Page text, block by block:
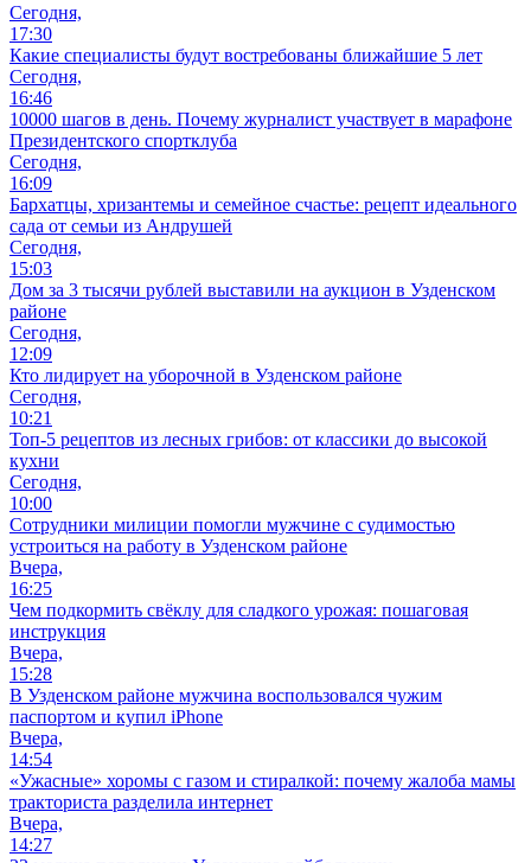
Сегодня,
17:30
Какие специалисты будут востребованы ближайшие 5 лет
Сегодня,
16:46
10000 шагов в день. Почему журналист участвует в марафоне
Президентского спортклуба
Сегодня,
16:09
Бархатцы, хризантемы и семейное счастье: рецепт идеального
сада от семьи из Андрушей
Сегодня,
15:03
Дом за 3 тысячи рублей выставили на аукцион в Узденском
районе
Сегодня,
12:09
Кто лидирует на уборочной в Узденском районе
Сегодня,
10:21
Топ-5 рецептов из лесных грибов: от классики до высокой
кухни
Сегодня,
10:00
Сотрудники милиции помогли мужчине с судимостью
устроиться на работу в Узденском районе
Вчера,
16:25
Чем подкормить свёклу для сладкого урожая: пошаговая
инструкция
Вчера,
15:28
В Узденском районе мужчина воспользовался чужим
паспортом и купил iPhone
Вчера,
14:54
«Ужасные» хоромы с газом и стиралкой: почему жалоба мамы
тракториста разделила интернет
Вчера,
14:27